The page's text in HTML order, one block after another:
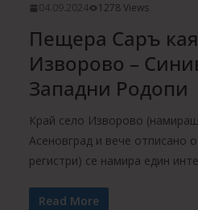
04.09.2024 1278 Views
Пещера Саръ
Изворово –
Западни Родопи
Край село Изворово
Асеновград и вече отписано
регистри) се намира един
Read More